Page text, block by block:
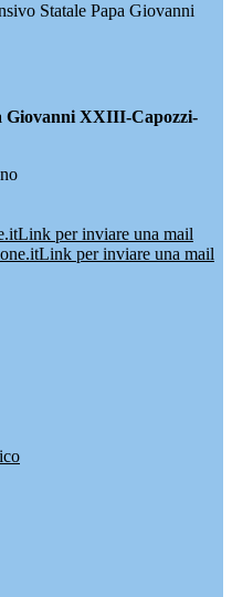
Statale Papa Giovanni
Giovanni XXIII-Capozzi-
Link per inviare una mail
Link per inviare una mail